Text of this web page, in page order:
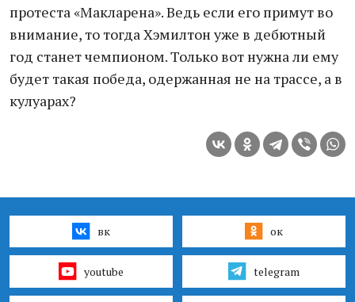
протеста «Макларена». Ведь если его примут во
внимание, то тогда Хэмилтон уже в дебютный
год станет чемпионом. Только вот нужна ли ему
будет такая победа, одержанная не на трассе, а в
кулуарах?
вк ок
youtube telegram